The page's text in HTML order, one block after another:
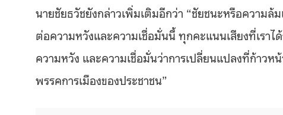
นายชัยธวัชยังกล่าวเพิ่มเติมอีกว่า “ชัยชนะหรือความล้
ต่อความหวังและความเชื่อมั่นนี้ ทุกคะแนนเสียงที่เรา
ความหวัง และความเชื่อมั่นว่าการเปลี่ยนแปลงที่ก้าวห
พรรคการเมืองของประชาชน”